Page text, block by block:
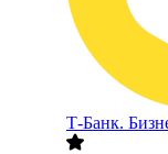
Т-Банк.